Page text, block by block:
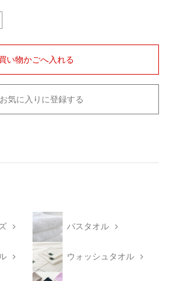
お気に入りに登録する
バスタオル
ウォッシュタオル